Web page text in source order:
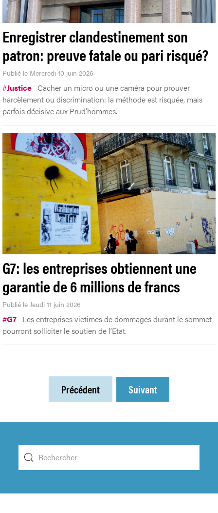
Enregistrer clandestinement son
patron: preuve fatale ou pari risqué?
Publié le Mercredi 10 juin 2026
#Justice Cacher un micro ou une caméra pour prouver
harcèlement ou discrimination: la méthode est risquée, mais
parfois décisive aux Prud’hommes.
G7: les entreprises obtiennent une
garantie de 6 millions de francs
Publié le Jeudi 11 juin 2026
#G7 Les entreprises victimes de dommages durant le sommet
pourront solliciter le soutien de l’Etat.
Précédent Suivant